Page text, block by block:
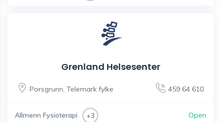
Grenland Helsesenter
Porsgrunn Telemark fylke 459 64 610
Allmenn Fysioterapi +3 Open